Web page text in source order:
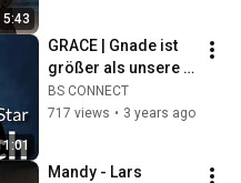
5:43
GRACE | Gnade ist
größer als unsere
Umstände |
Interview Lars
BS CONNECT
717 views • 3 years ago
Mandy - Lars